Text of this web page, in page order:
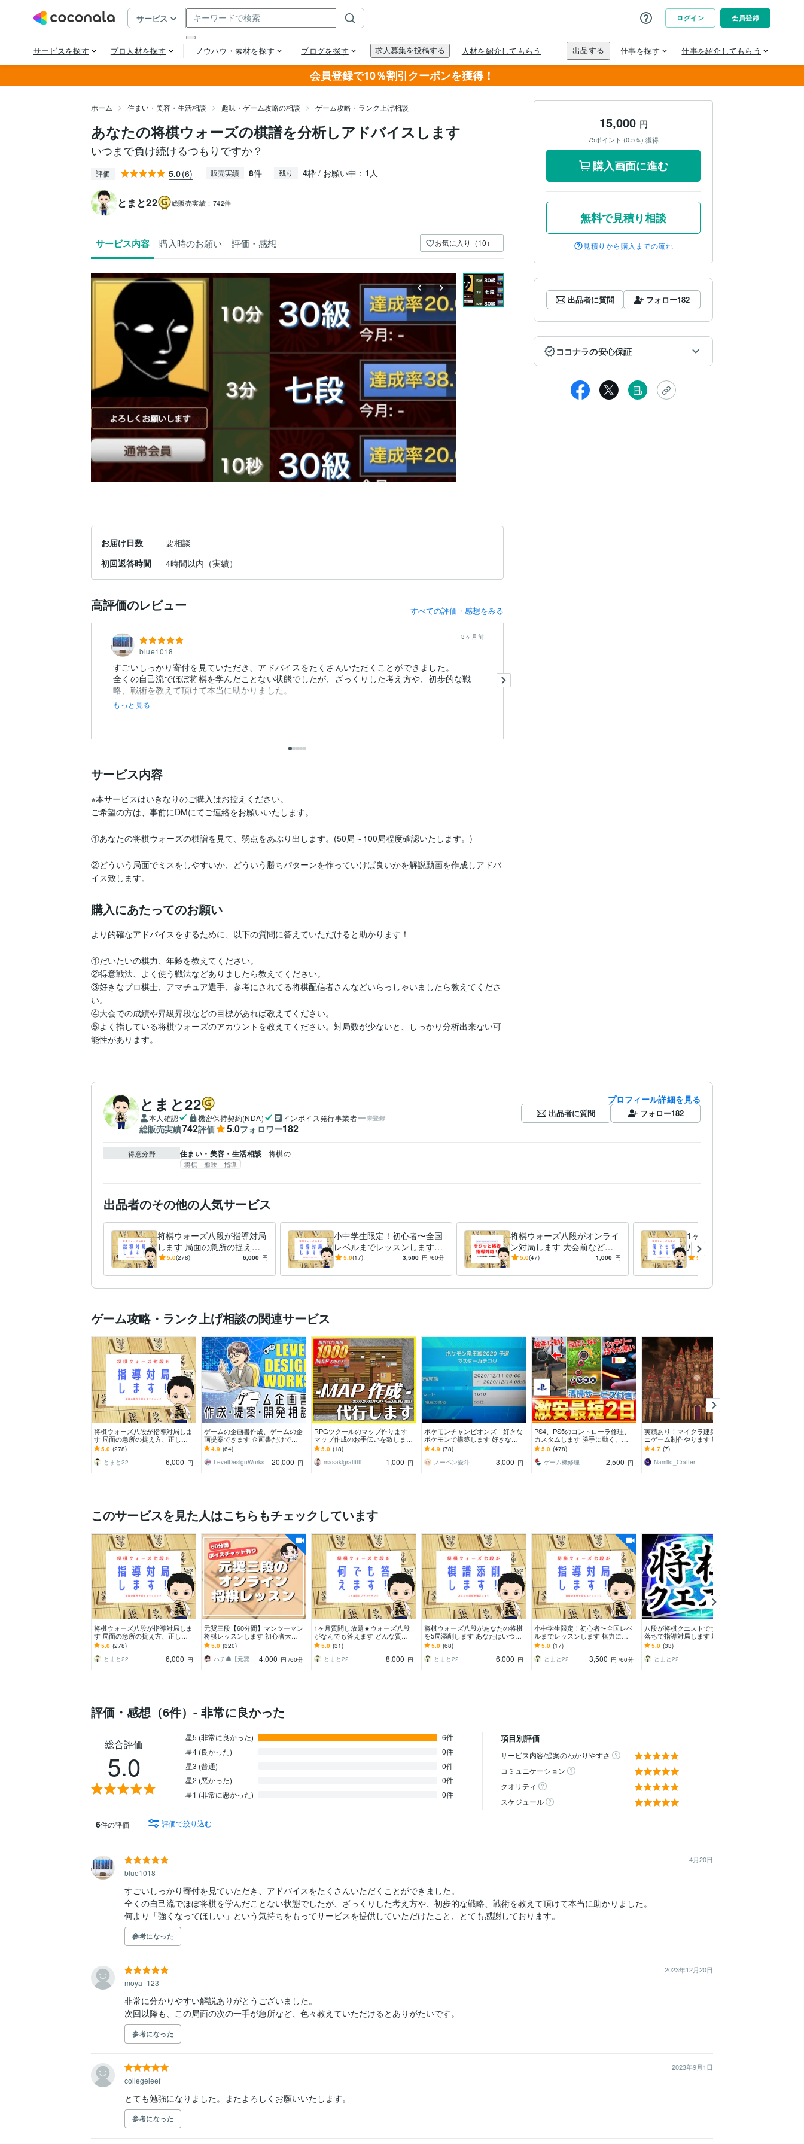
会員登録で10％割引クーポンを獲得！
ホーム 住まい・美容・生活相談 趣味・ゲーム攻略の相談 ゲーム攻略・ランク上げ相談
あなたの将棋ウォーズの棋譜を分析しアドバイスします
いつまで負け続けるつもりですか？
評価 5.0(6) 販売実績 8件 残り 4枠 / お願い中： 1 人
とまと22 総販売実績： 742件
サービス内容 購入時のお願い 評価・感想 お気に入り（10）
お届け日数
要相談
初回返答時間
4時間以内（実績）
高評価のレビュー すべての評価・感想をみる
blue1018
3ヶ月前
すごいしっかり寄付を見ていただき、アドバイスをたくさんいただくことができました。
全くの自己流でほぼ将棋を学んだことない状態でしたが、ざっくりした考え方や、初歩的な戦
略、戦術を教えて頂けて本当に助かりました。
何より「強くなってほしい」という気持ちをもってサ...
もっと見る
サービス内容
※本サービスはいきなりのご購入はお控えください。
ご希望の方は、事前にDMにてご連絡をお願いいたします。
①あなたの将棋ウォーズの棋譜を見て、弱点をあぶり出します。(50局～100局程度確認いたします。)
②どういう局面でミスをしやすいか、どういう勝ちパターンを作っていけば良いかを解説動画を作成しアドバ
イス致します。
購入にあたってのお願い
より的確なアドバイスをするために、以下の質問に答えていただけると助かります！
①だいたいの棋力、年齢を教えてください。
②得意戦法、よく使う戦法などありましたら教えてください。
③好きなプロ棋士、アマチュア選手、参考にされてる将棋配信者さんなどいらっしゃいましたら教えてくださ
い。
④大会での成績や昇級昇段などの目標があれば教えてください。
⑤よく指している将棋ウォーズのアカウントを教えてください。対局数が少ないと、しっかり分析出来ない可
能性があります。
15,000 円
75ポイント (0.5％) 獲得
購入画面に進む
無料で見積り相談
見積りから購入までの流れ
出品者に質問 フォロー182
ココナラの安心保証
とまと22
本人確認 機密保持契約(NDA) インボイス発行事業者 未登録
総販売実績742評価 5.0フォロワー182
プロフィール詳細を見る
出品者に質問 フォロー182
得意分野 住まい・美容・生活相談 将棋の
将棋 趣味 指導
出品者のその他の人気サービス
将棋ウォーズ八段が指導対局
します 局面の急所の捉え
方、正しい将棋の考え方を伝
5.0(278) 6,000 円
小中学生限定！初心者〜全国
レベルまでレッスンします
棋力に応じた内容で、結果に
5.0(17) 3,500 円 /60分
将棋ウォーズ八段がオンライ
ン対局します 大会前などに
質の高い実戦をたっぷりこな
5.0(47) 1,000 円
1ヶ月質問し放題★ウォーズ
八段がなんでも答えます ど
んな質問でも答えます。1ヶ
5.0
ゲーム攻略・ランク上げ相談の関連サービス
将棋ウォーズ八段が指導対局しま
す 局面の急所の捉え方、正しい
将棋の考え方を伝授します。
5.0 (278)
とまと22
6,000 円
ゲームの企画書作成、ゲームの企
画提案できます 企画書だけでな
く、アイディア提供や開発相談も
対応可です
4.9 (64)
LevelDesignWorks
20,000 円
RPGツクールのマップ作ります
マップ作成のお手伝いを致しま
す！
5.0 (18)
masakigraffitti
1,000 円
ポケモンチャンピオンズ｜好きな
ポケモンで構築します 好きなポ
ケモンで勝てる構築を考えます
4.9 (78)
ノーベン愛斗
3,000 円
PS4、PS5のコントローラ修理、
カスタムします 勝手に動く、ボ
タンが効かない、バッテリの持ち
が悪い等
5.0 (478)
ゲーム機修理
2,500 円
実績あり！マイクラ建築代行•ミ
ニゲーム制作やります 理想のマ
ップ・ミニゲームを提供します！
4.7 (7)
Namito_Crafter
このサービスを見た人はこちらもチェックしています
将棋ウォーズ八段が指導対局しま
す 局面の急所の捉え方、正しい
将棋の考え方を伝授します。
5.0 (278)
とまと22
6,000 円
元奨三段【60分間】マンツーマン
将棋レッスンします 初心者大歓
迎♪貴方に寄り添った優しいレッ
スンで手助けします✨
5.0 (320)
ハチ☗【元奨三段】 4,000 円 /60分
1ヶ月質問し放題★ウォーズ八段
がなんでも答えます どんな質問
でも答えます。1ヶ月でライバル
に差をつけましょう！
5.0 (31)
とまと22
8,000 円
将棋ウォーズ八段があなたの将棋
を5局添削します あなたはいつま
で伸び悩むつもりですか？
5.0 (68)
とまと22
6,000 円
小中学生限定！初心者〜全国レベ
ルまでレッスンします 棋力に応
じた内容で、結果につなげる特別
レッスン
5.0 (17)
とまと22
3,500 円 /60分
八段が将棋クエストでサクッと駒
落ちで指導対局します 駒落ちで
確かな実力を身につけよう！駒落
ちは最強の勉強です。
5.0 (33)
とまと22
評価・感想（6件）- 非常に良かった
総合評価
5.0
星5 (非常に良かった)
6件
星4 (良かった)
0件
星3 (普通)
0件
星2 (悪かった)
0件
星1 (非常に悪かった)
0件
項目別評価
サービス内容/提案のわかりやすさ
コミュニケーション
クオリティ
スケジュール
6件の評価 評価で絞り込む
4月20日
blue1018
すごいしっかり寄付を見ていただき、アドバイスをたくさんいただくことができました。
全くの自己流でほぼ将棋を学んだことない状態でしたが、ざっくりした考え方や、初歩的な戦略、戦術を教えて頂けて本当に助かりました。
何より「強くなってほしい」という気持ちをもってサービスを提供していただけたこと、とても感謝しております。
参考になった
2023年12月20日
moya_123
非常に分かりやすい解説ありがとうございました。
次回以降も、この局面の次の一手が急所など、色々教えていただけるとありがたいです。
参考になった
2023年9月1日
collegeleef
とても勉強になりました。またよろしくお願いいたします。
参考になった